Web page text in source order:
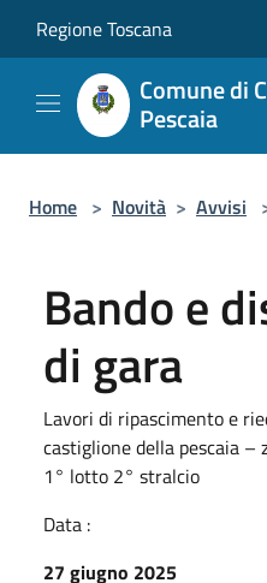
Regione Toscana
Comune di
Pescaia
Home > Novità > Avvisi
Bando e
di gara
Lavori di ripascimento e
castiglione della pescaia –
1° lotto 2° stralcio
Data :
27 giugno 2025